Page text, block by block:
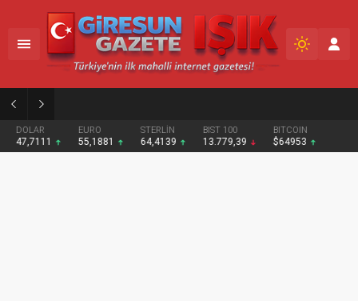
DOLAR
47,7111
EURO
55,1881
STERLİN
64,4139
BIST 100
13.779,39
BITCOIN
$64953